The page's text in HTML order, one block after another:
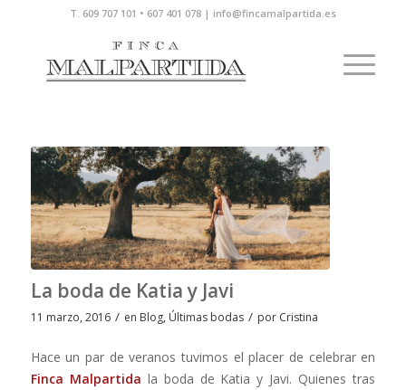
T. 609 707 101 • 607 401 078 | info@fincamalpartida.es
La boda de Katia y Javi
11 marzo, 2016 / en Blog, Últimas bodas / por Cristina
Hace un par de veranos tuvimos el placer de celebrar en
Finca Malpartida la boda de Katia y Javi. Quienes tras